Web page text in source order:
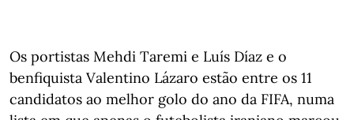
Os portistas Mehdi Taremi e Luís Díaz e o
benfiquista Valentino Lázaro estão entre os 11
candidatos ao melhor golo do ano da FIFA, numa